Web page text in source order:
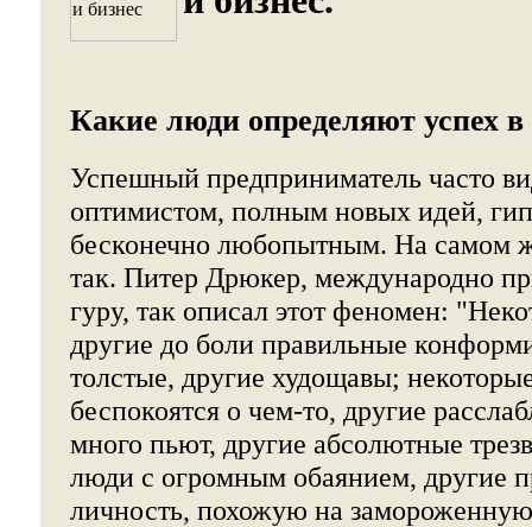
Какие люди определяют успех в
Успешный предприниматель часто
оптимистом, полным новых идей,
бесконечно любопытным. На самом
так. Питер Дрюкер, международно
гуру, так описал этот феномен:
другие до боли правильные
толстые, другие худощавы;
беспокоятся о чем-то, другие
много пьют, другие абсолютные
люди с огромным обаянием, другие
личность, похожую на